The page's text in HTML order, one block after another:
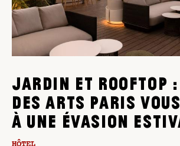
JARDIN ET ROOFTOP
DES ARTS PARIS
À UNE ÉVASION